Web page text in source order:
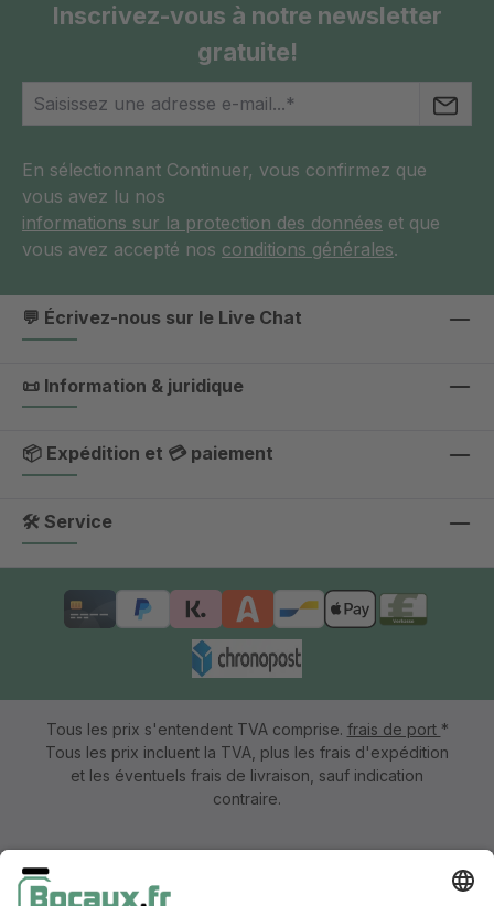
Inscrivez-vous à notre newsletter
gratuite!
En sélectionnant Continuer, vous confirmez que
vous avez lu nos
informations sur la protection des données et que
vous avez accepté nos conditions générales.
💬 Écrivez-nous sur le Live Chat
📜 Information & juridique
📦 Expédition et 💳 paiement
🛠 Service
Tous les prix s'entendent TVA comprise. frais de port *
Tous les prix incluent la TVA, plus les frais d'expédition
et les éventuels frais de livraison, sauf indication
contraire.